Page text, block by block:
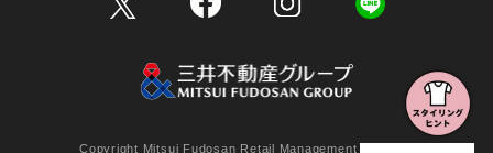
Copyright Mitsui Fudosan Retail Management Co., Ltd.